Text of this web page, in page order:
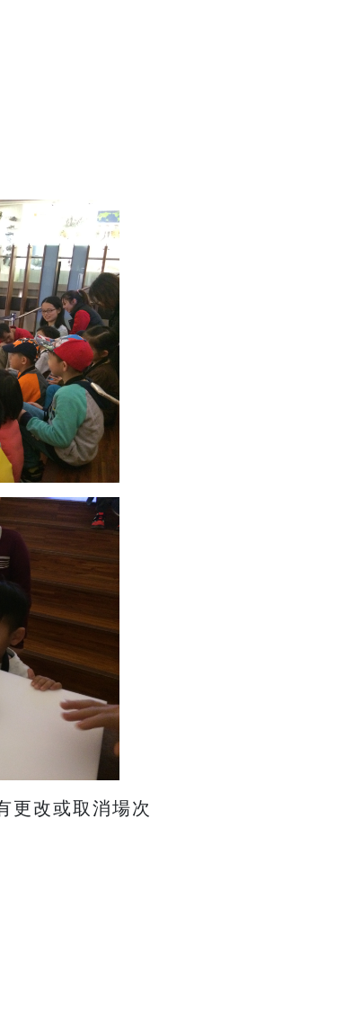
更改或取消場次